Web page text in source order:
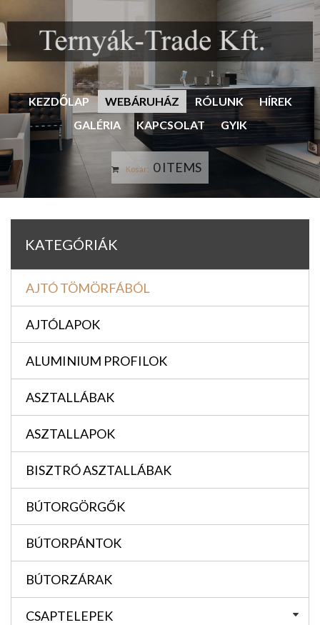
KEZDŐLAP WEBÁRUHÁZ RÓLUNK
HÍREK
GALÉRIA
KAPCSOLAT GYIK
Kosár: 0 ITEMS
KATEGÓRIÁK
AJTÓ TÖMÖRFÁBÓL
AJTÓLAPOK
ALUMINIUM PROFILOK
ASZTALLÁBAK
ASZTALLAPOK
BISZTRÓ ASZTALLÁBAK
BÚTORGÖRGŐK
BÚTORPÁNTOK
BÚTORZÁRAK
CSAPTELEPEK